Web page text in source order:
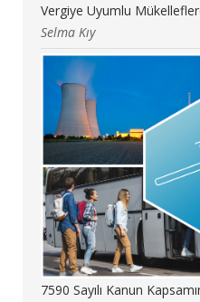
Vergiye Uyumlu
Selma Kıy
7590 Sayılı Kanun